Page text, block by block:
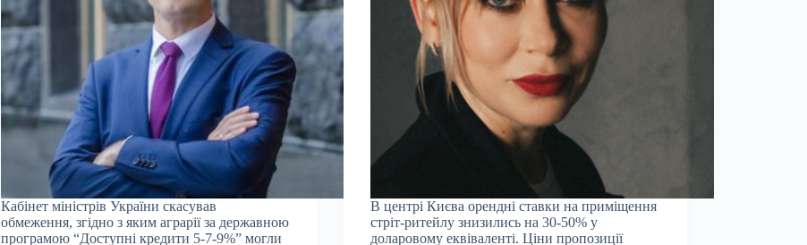
Кабінет міністрів України скасував
обмеження, згідно з яким аграрії за державною
програмою “Доступні кредити 5-7-9%” могли
В центрі Києва орендні ставки на приміщення
стріт-ритейлу знизились на 30-50% у
доларовому еквіваленті. Ціни пропозиції